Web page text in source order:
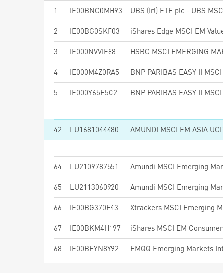
1
IE00BNC0MH93
2 IE00BG0SKF03 iShares Edge MSCI EM
3 IE000NVVIF88
4 IE000M4Z0RA5
5 IE000Y65F5C2
42 LU1681044480 AMUNDI MSCI EM ASIA
64 LU2109787551
65 LU2113060920 Amundi MSCI Emerging
66 IE00BG370F43 Xtrackers MSCI Emerging
67 IE00BKM4H197 iShares MSCI EM
68 IE00BFYN8Y92 EMQQ Emerging Markets